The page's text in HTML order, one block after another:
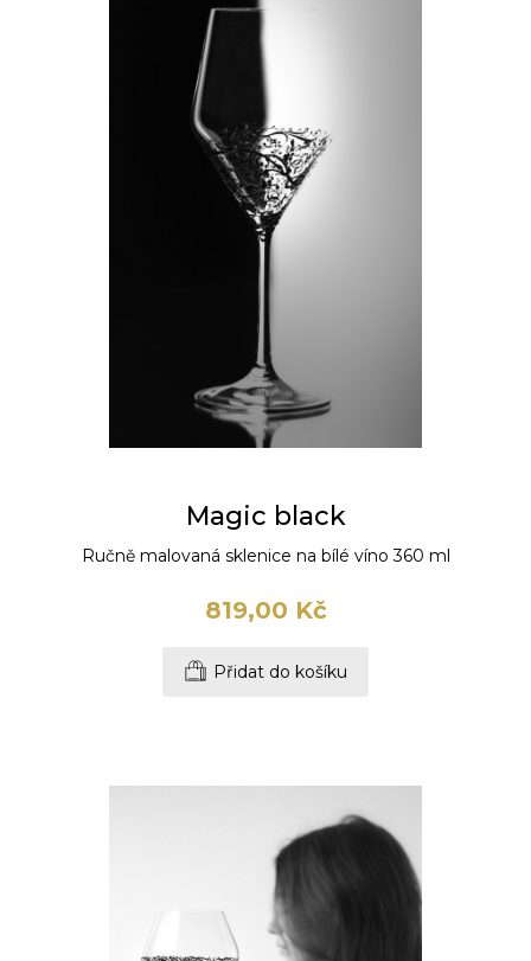
Magic black
Ručně malovaná sklenice na bílé víno 360 ml
819,00 Kč
Přidat do košíku